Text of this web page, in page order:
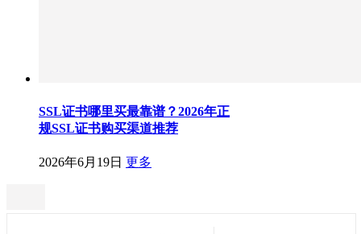
SSL证书哪里买最靠谱？2026年正
规SSL证书购买渠道推荐
2026年6月19日 更多